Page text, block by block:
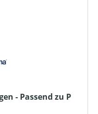
- Passend zu P